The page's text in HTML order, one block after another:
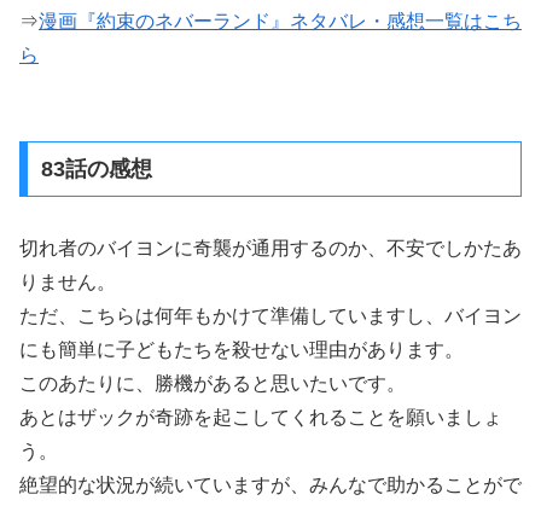
⇒漫画『約束のネバーランド』ネタバレ・感想一覧はこち
ら
83話の感想
切れ者のバイヨンに奇襲が通用するのか、不安でしかたあ
りません。
ただ、こちらは何年もかけて準備していますし、バイヨン
にも簡単に子どもたちを殺せない理由があります。
このあたりに、勝機があると思いたいです。
あとはザックが奇跡を起こしてくれることを願いましょ
う。
絶望的な状況が続いていますが、みんなで助かることがで